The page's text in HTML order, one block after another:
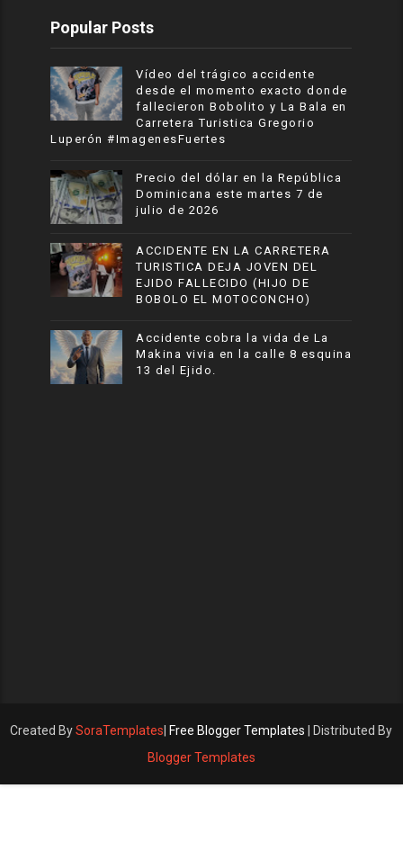
Popular Posts
Vídeo del trágico accidente
desde el momento exacto donde
fallecieron Bobolito y La Bala en
Carretera Turistica Gregorio
Luperón #ImagenesFuertes
Precio del dólar en la República
Dominicana este martes 7 de
julio de 2026
ACCIDENTE EN LA CARRETERA
TURISTICA DEJA JOVEN DEL
EJIDO FALLECIDO (HIJO DE
BOBOLO EL MOTOCONCHO)
Accidente cobra la vida de La
Makina vivia en la calle 8 esquina
13 del Ejido.
Created BySoraTemplates Free Blogger Templates | Distributed By
Blogger Templates